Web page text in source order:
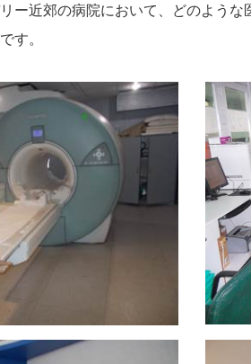
ー近郊の病院において、どのよう
す。